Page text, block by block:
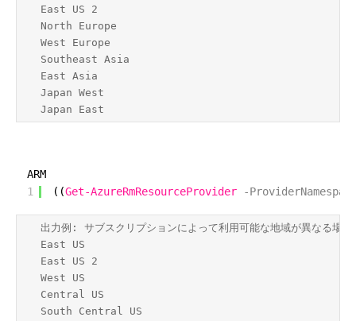
East US 2
North Europe
West Europe
Southeast Asia
East Asia
Japan West
Japan East
ARM
1
((Get-AzureRmResourceProvider -
出力例: サブスクリプションによって利用可能な地域が異なる場合
East US
East US 2
West US
Central US
South Central US